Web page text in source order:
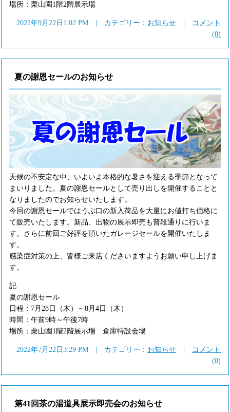
場所：栗山園1階2階展示場
2022年9月22日1:02 PM | カテゴリー： お知らせ
コメント
(0)
夏の謝恩セールのお知らせ
天候の不安定な中、いよいよ本格的な暑さを迎える季節となって
まいりました。夏の謝恩セールとして売り出しを開催することと
なりましたのでお知らせいたします。
今回の謝恩セールではうぶ口の新入荷品を大量にお値打ち価格に
て販売いたします。新品、出物の展示即売も普段通りに行いま
す。さらに前回ご好評を頂いたガレージセールを開催いたしま
す。
感染症対策の上、皆様ご来店くださいますようお願い申し上げま
す。
記
夏の謝恩セール
日程：7月28日（木）～8月4日（木）
時間：午前9時～午後7時
場所：栗山園1階2階展示場 倉庫特設会場
2022年7月22日3:29 PM | カテゴリー： お知らせ
コメント
(0)
第41回茶の湯道具展示即売会のお知らせ